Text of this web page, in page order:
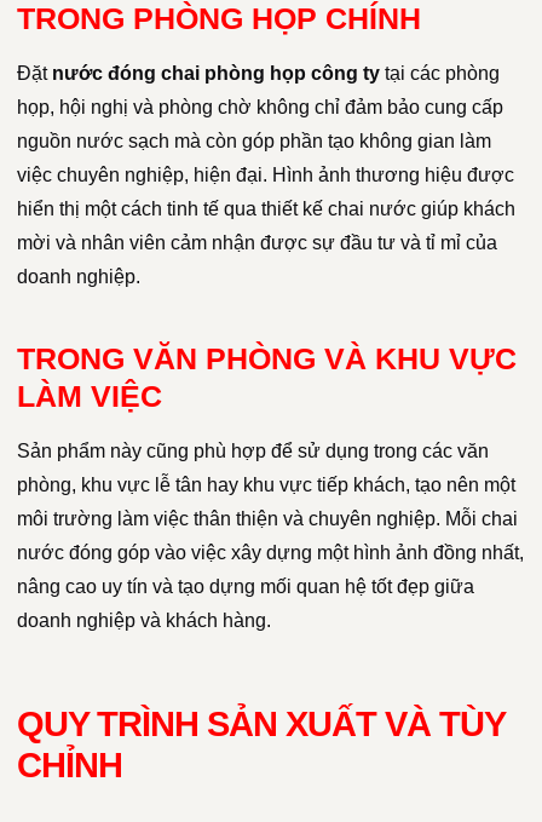
TRONG PHÒNG HỌP CHÍNH
Đặt nước đóng chai phòng họp công ty tại các phòng
họp, hội nghị và phòng chờ không chỉ đảm bảo cung cấp
nguồn nước sạch mà còn góp phần tạo không gian làm
việc chuyên nghiệp, hiện đại. Hình ảnh thương hiệu được
hiển thị một cách tinh tế qua thiết kế chai nước giúp khách
mời và nhân viên cảm nhận được sự đầu tư và tỉ mỉ của
doanh nghiệp.
TRONG VĂN PHÒNG VÀ KHU VỰC
LÀM VIỆC
Sản phẩm này cũng phù hợp để sử dụng trong các văn
phòng, khu vực lễ tân hay khu vực tiếp khách, tạo nên một
môi trường làm việc thân thiện và chuyên nghiệp. Mỗi chai
nước đóng góp vào việc xây dựng một hình ảnh đồng nhất,
nâng cao uy tín và tạo dựng mối quan hệ tốt đẹp giữa
doanh nghiệp và khách hàng.
QUY TRÌNH SẢN XUẤT VÀ TÙY
CHỈNH